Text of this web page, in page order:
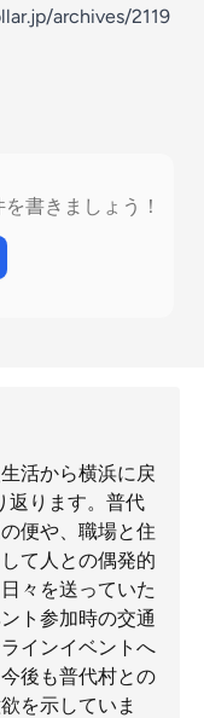
archives/2119
書きましょう！
活から横浜に戻
返ります。普代
便や、職場と住
て人との偶発的
々を送っていた
ト参加時の交通
インイベントへ
後も普代村との
を示していま